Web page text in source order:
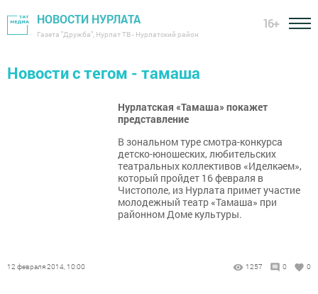
НОВОСТИ НУРЛАТА
Газета "Дружба", Нурлат ТВ - Нурлатский район
16+
Новости с тегом - тамаша
Нурлатская «Тамаша» покажет
представление
В зональном туре смотра-конкурса
детско-юношеских, любительских
театральных коллективов «Иделкәем»,
который пройдет 16 февраля в
Чистополе, из Нурлата примет участие
молодежный театр «Тамаша» при
районном Доме культуры.
12 февраля 2014, 10:00 1257 0 0